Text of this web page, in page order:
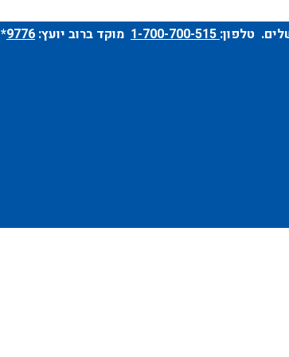
טלפון: מוקד ברוב יועץ: 9776
*